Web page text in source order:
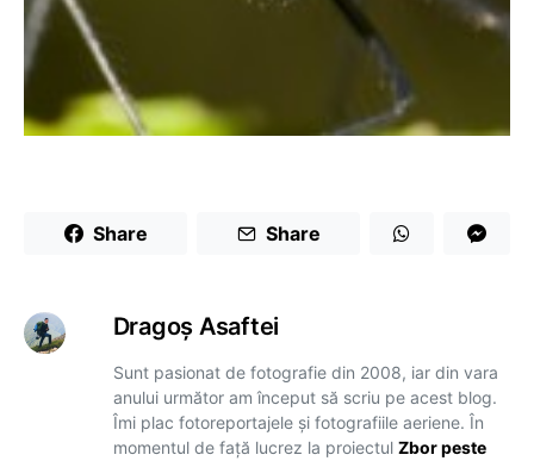
Share Share
Dragoş Asaftei
Sunt pasionat de fotografie din 2008, iar din vara
anului următor am început să scriu pe acest blog.
Îmi plac fotoreportajele și fotografiile aeriene. În
momentul de față lucrez la proiectul Zbor peste